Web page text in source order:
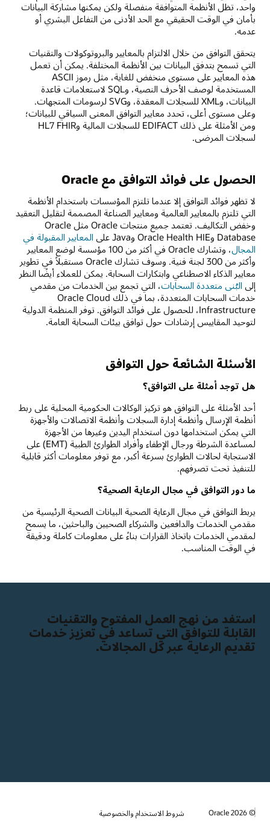
واحد، تظل الأنظمة المتوافقة منفصلة ولكن يمكنها مشاركة البيانات
بأمان في الوقت الحقيقي مع الحد الأدنى من التفاعل البشري أو
عدمه.
يتحقق التوافق من خلال الالتزام بالمعايير والبروتوكولات والتقنيات
التي تسمح بتدفق البيانات بين الأنظمة المختلفة. يمكن أن تعمل
هذه المعايير على مستوى منخفض للغاية، مثل رموز ASCII
المستخدمة لوصف الأحرف النصية، وSQL لاستعلامات قاعدة
البيانات، وXML للسجلات المعقدة، وSVG لرسومات المتجهات.
وعلى مستوى أعلى، تحدد معايير التوافق المعنى السياقي للبيانات؛
ومن الأمثلة على ذلك EDIFACT للسجلات المالية وHL7 FHIR
لسجلات المرضى.
الحصول على فوائد التوافق مع Oracle
لا تظهر فوائد التوافق إلا عندما تلتزم المؤسسات باستخدام الأنظمة
التي تلتزم بالمعايير العالمية ومعايير الصناعة المصممة لتقليل التعقيد
وخفض التكاليف. تعتمد جميع منتجات Oracle مثل Oracle
Database وOracle Health HIE وJava على
المعايير المقبولة في
المجال
، وتشارك Oracle في أكثر من 100 مؤسسة لوضع المعايير
وأكثر من 300 لجنة فنية. وسوف تشارك Oracle مستقبلاً في تطوير
معايير الذكاء الاصطناعي وابتكارات السحابة. يمكن للعملاء أيضًا النظر
إلى البُنى متعددة السحابات، التي تجمع بين الخدمات من مقدمي
خدمات السحابات المتعددة، بما في ذلك Oracle Cloud
Infrastructure، للحصول على فوائد التوافق. توفر المنظمة الدولية
لتوحيد المقاييس إرشادات حول توافق بيئات السحابة العامة.
الأسئلة الشائعة حول التوافق
هل توجد أمثلة على التوافق؟
أحد الأمثلة على التوافق هو تركيز الوكالات الحكومية المحلية على ربط
أنظمة الإرسال وأنظمة إدارة السجلات وأنظمة الاتصالات والأجهزة
التي يمكن استخدامها دون استخدام اليدين وغيرها من الأجهزة
لمساعدة الشرطة ورجال الإطفاء وأفراد الطوارئ الطبية (EMT) على
الاستجابة لحالات الطوارئ بسرعة أكبر، مع توفر معلومات أكثر قابلية
للتنفيذ تحت تصرفهم.
ما دور التوافق في مجال الرعاية الصحية؟
يربط التوافق في مجال الرعاية الصحية البيانات الصحية الرئيسية من
مقدمي الخدمات والدافعين والشركاء الصحيين والباحثين، ما يسمح
لمقدمي الخدمات باتخاذ القرارات بناءً على معلومات كاملة ودقيقة
في الوقت المناسب.
استفد من نهج العمل المفتوح والتقنيات
القابلة للتوافق التي تساعد في تعزيز خدمات
تقديم الرعاية عبر كل المجالات.
© 2026 Oracle شروط الاستخدام والخصوصية